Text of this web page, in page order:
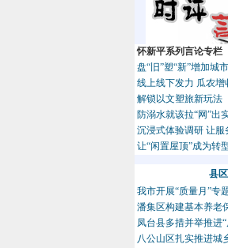
怀新平系列言论专栏
盘“旧”塑“新”增加城
线上线下发力 瓜农增
解锁以文塑旅新玩法
防溺水就该拉“网”出
沉浸式体验调研 让服
让“闲置屋顶”成为转
县
我市开展“质量月”专
潘集区构建基本养老
凤台县多措并举推进
八公山区扎实推进城